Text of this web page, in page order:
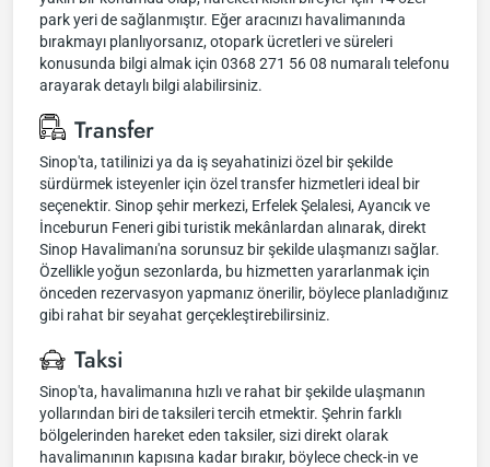
park yeri de sağlanmıştır. Eğer aracınızı havalimanında
bırakmayı planlıyorsanız, otopark ücretleri ve süreleri
konusunda bilgi almak için 0368 271 56 08 numaralı telefonu
arayarak detaylı bilgi alabilirsiniz.
Transfer
Sinop'ta, tatilinizi ya da iş seyahatinizi özel bir şekilde
sürdürmek isteyenler için özel transfer hizmetleri ideal bir
seçenektir. Sinop şehir merkezi, Erfelek Şelalesi, Ayancık ve
İnceburun Feneri gibi turistik mekânlardan alınarak, direkt
Sinop Havalimanı'na sorunsuz bir şekilde ulaşmanızı sağlar.
Özellikle yoğun sezonlarda, bu hizmetten yararlanmak için
önceden rezervasyon yapmanız önerilir, böylece planladığınız
gibi rahat bir seyahat gerçekleştirebilirsiniz.
Taksi
Sinop'ta, havalimanına hızlı ve rahat bir şekilde ulaşmanın
yollarından biri de taksileri tercih etmektir. Şehrin farklı
bölgelerinden hareket eden taksiler, sizi direkt olarak
havalimanının kapısına kadar bırakır, böylece check-in ve